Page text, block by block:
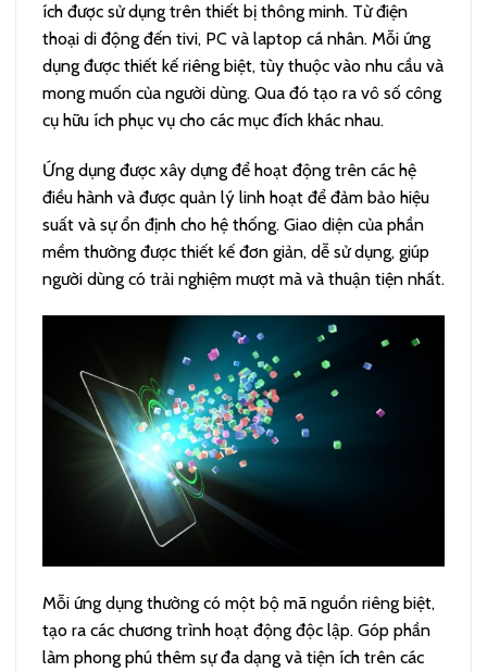
ích được sử dụng trên thiết bị thông minh. Từ điện
thoại di động đến tivi, PC và laptop cá nhân. Mỗi ứng
dụng được thiết kế riêng biệt, tùy thuộc vào nhu cầu và
mong muốn của người dùng. Qua đó tạo ra vô số công
cụ hữu ích phục vụ cho các mục đích khác nhau.
Ứng dụng được xây dựng để hoạt động trên các hệ
điều hành và được quản lý linh hoạt để đảm bảo hiệu
suất và sự ổn định cho hệ thống. Giao diện của phần
mềm thường được thiết kế đơn giản, dễ sử dụng, giúp
người dùng có trải nghiệm mượt mà và thuận tiện nhất.
Mỗi ứng dụng thường có một bộ mã nguồn riêng biệt,
tạo ra các chương trình hoạt động độc lập. Góp phần
làm phong phú thêm sự đa dạng và tiện ích trên các